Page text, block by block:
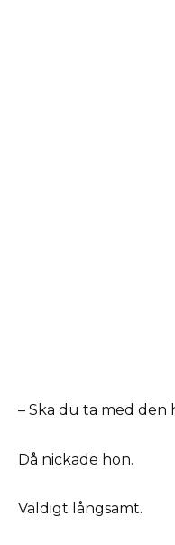
– Ska du ta med den
Då nickade hon.
Väldigt långsamt.